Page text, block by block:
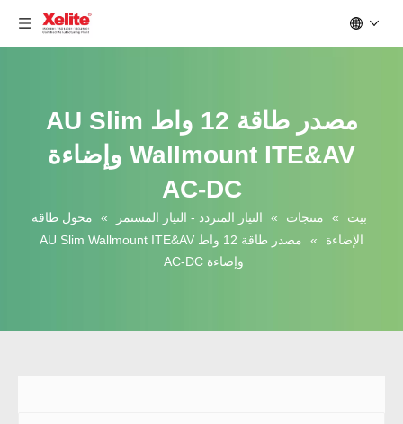
مصدر طاقة 12 واط AU Slim
Wallmount ITE&AV وإضاءة
AC-DC
بيت » منتجات » التيار المتردد - التيار المستمر »
محول طاقة
الإضاءة
»
مصدر طاقة 12 واط AU Slim Wallmount ITE&AV
وإضاءة AC-DC